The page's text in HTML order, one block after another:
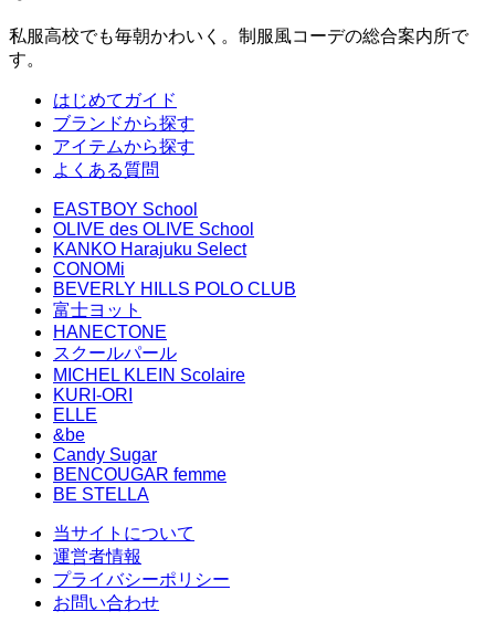
私服高校でも毎朝かわいく。制服風コーデの総合案内所で
す。
はじめてガイド
ブランドから探す
アイテムから探す
よくある質問
EASTBOY School
OLIVE des OLIVE School
KANKO Harajuku Select
CONOMi
BEVERLY HILLS POLO CLUB
富士ヨット
HANECTONE
スクールパール
MICHEL KLEIN Scolaire
KURI-ORI
ELLE
&be
Candy Sugar
BENCOUGAR femme
BE STELLA
当サイトについて
運営者情報
プライバシーポリシー
お問い合わせ